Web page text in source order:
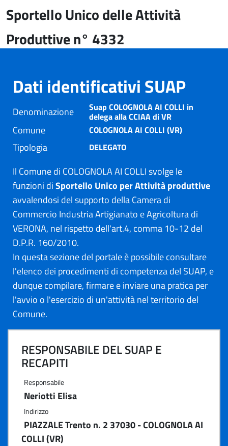
Sportello Unico delle Attività
Produttive n° 4332
Dati identificativi SUAP
Denominazione Suap COLOGNOLA AI COLLI in
delega alla CCIAA di VR
Comune COLOGNOLA AI COLLI (VR)
Tipologia DELEGATO
Il Comune di COLOGNOLA AI COLLI svolge le
funzioni diSportello Unico per Attività produttive
avvalendosi del supporto della Camera di
Commercio Industria Artigianato e Agricoltura di
VERONA, nel rispetto dell'art.4, comma 10-12 del
D.P.R. 160/2010.
In questa sezione del portale è possibile consultare
l'elenco dei procedimenti di competenza del SUAP, e
dunque compilare, firmare e inviare una pratica per
l'avvio o l'esercizio di un'attività nel territorio del
Comune.
RESPONSABILE DEL SUAP E
RECAPITI
Responsabile
Neriotti Elisa
Indirizzo
PIAZZALE Trento n. 2 37030 - COLOGNOLA AI
COLLI (VR)